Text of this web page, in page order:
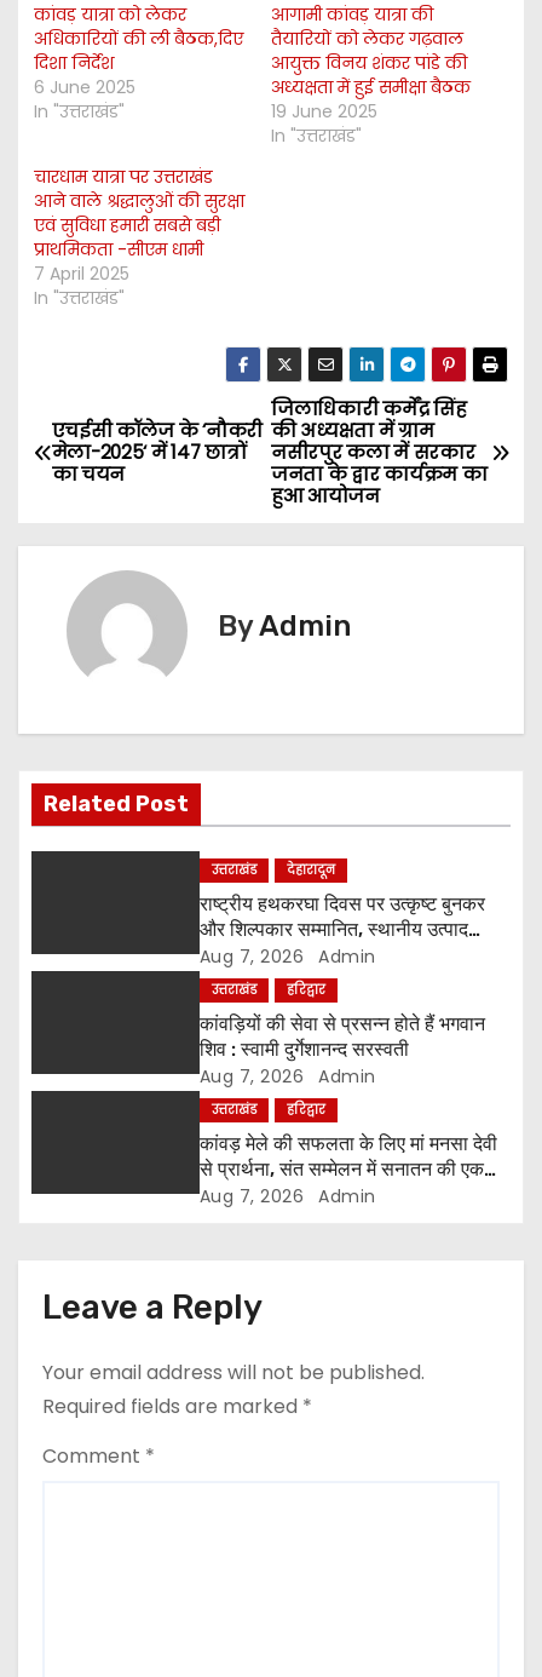
कांवड़ यात्रा को लेकर
अधिकारियों की ली बैठक,दिए
दिशा निर्देश
6 June 2025
In "उत्तराखंड"
आगामी कांवड़ यात्रा की
तैयारियों को लेकर गढ़वाल
आयुक्त विनय शंकर पांडे की
अध्यक्षता में हुई समीक्षा बैठक
19 June 2025
In "उत्तराखंड"
चारधाम यात्रा पर उत्तराखंड
आने वाले श्रद्धालुओं की सुरक्षा
एवं सुविधा हमारी सबसे बड़ी
प्राथमिकता -सीएम धामी
7 April 2025
In "उत्तराखंड"
P
o
v
i
g
i
n
जिलाधिकारी कर्मेंद्र सिंह
की अध्यक्षता में ग्राम
नसीरपुर कला में सरकार
जनता के द्वार कार्यक्रम का
हुआ आयोजन
एचईसी कॉलेज के ‘नौकरी
मेला-2025‘ में 147 छात्रों
का चयन
ByAdmin
Related Post
उत्तराखंड देहारादून
राष्ट्रीय हथकरघा दिवस पर उत्कृष्ट बुनकर
और शिल्पकार सम्मानित, स्थानीय उत्पाद
अपनाने का आह्वान
Aug 7, 2026 Admin
उत्तराखंड हरिद्वार
कांवड़ियों की सेवा से प्रसन्न होते हैं भगवान
शिव : स्वामी दुर्गेशानन्द सरस्वती
Aug 7, 2026 Admin
उत्तराखंड हरिद्वार
कांवड़ मेले की सफलता के लिए मां मनसा देवी
से प्रार्थना, संत सम्मेलन में सनातन की एकता
पर मंथन
Aug 7, 2026 Admin
Leave a Reply
Your email address will not be published.
Required fields are marked *
Comment *